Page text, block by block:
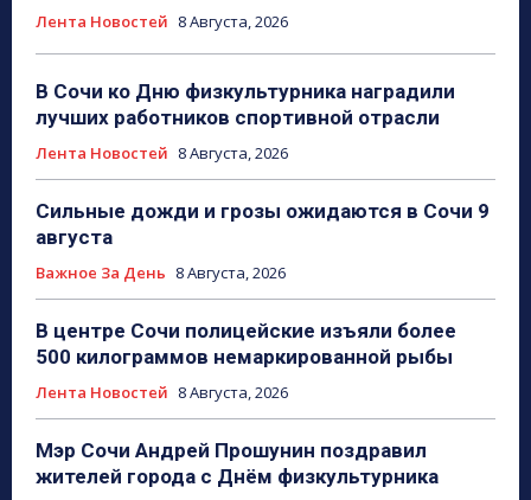
Лента Новостей 8 Августа, 2026
В Сочи ко Дню физкультурника наградили
лучших работников спортивной отрасли
Лента Новостей 8 Августа, 2026
Сильные дожди и грозы ожидаются в Сочи 9
августа
Важное За День 8 Августа, 2026
В центре Сочи полицейские изъяли более
500 килограммов немаркированной рыбы
Лента Новостей 8 Августа, 2026
Мэр Сочи Андрей Прошунин поздравил
жителей города с Днём физкультурника